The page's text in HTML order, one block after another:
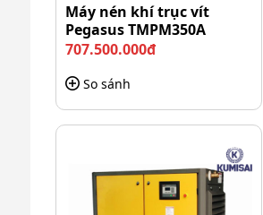
Máy nén khí trục vít
Pegasus TMPM350A
707.500.000đ
So sánh